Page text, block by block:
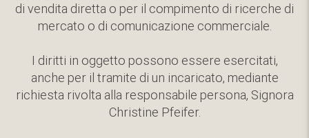
di vendita diretta o per il compimento di ricerche di
mercato o di comunicazione commerciale.
I diritti in oggetto possono essere esercitati,
anche per il tramite di un incaricato, mediante
richiesta rivolta alla responsabile persona, Signora
Christine Pfeifer.